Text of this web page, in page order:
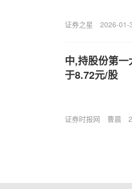
证券之星 2026-01-
中,持股份第
于8.72元/股
证券时报网 曹晨